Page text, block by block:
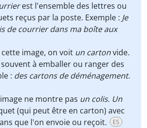
est l'ensemble des lettres ou
reçus par la poste. Exemple : Je
de courrier dans ma boîte aux
image, on voit un cartonvide.
à emballer ou ranger des
: des cartons de déménagement.
ne montre pas un colis. Un
(qui peut être en carton) avec
que l'on envoie ou reçoit.
ES